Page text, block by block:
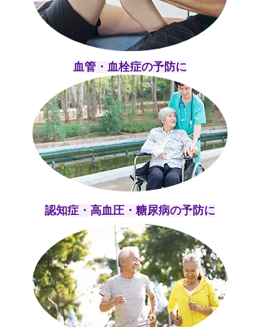
血管・血栓症の予防に
認知症・高血圧・糖尿病の予防に